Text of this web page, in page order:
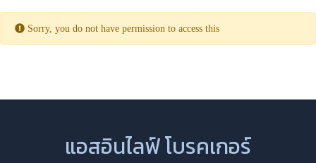
Sorry, you do not have permission to access this
แอสอินไลฟ์ โบรคเกอร์